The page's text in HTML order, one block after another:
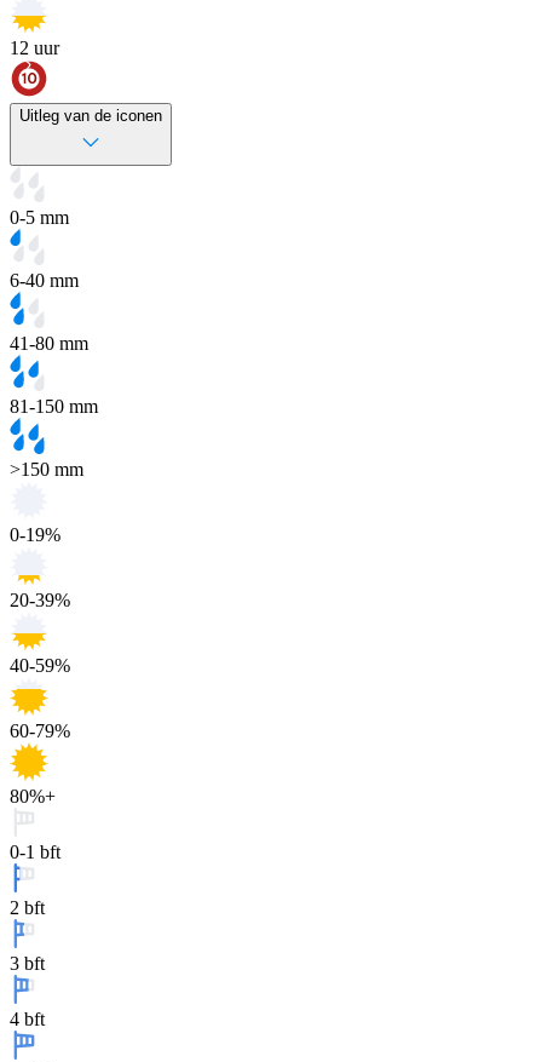
12 uur
Uitleg van de iconen
0-5 mm
6-40 mm
41-80 mm
81-150 mm
>150 mm
0-19%
20-39%
40-59%
60-79%
80%+
0-1 bft
2 bft
3 bft
4 bft